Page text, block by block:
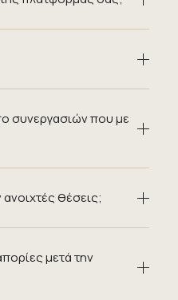
συνεργασιών που με
θέσεις;
μετά την